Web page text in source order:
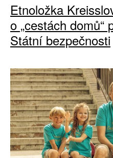
Etnoložka
o „cestách domů“
Státní bezpečnosti